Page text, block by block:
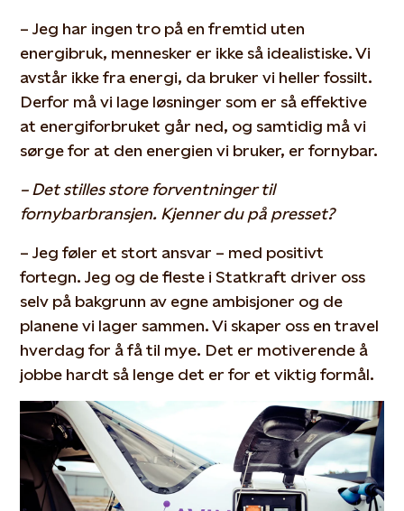
– Jeg har ingen tro på en fremtid uten
energibruk, mennesker er ikke så idealistiske. Vi
avstår ikke fra energi, da bruker vi heller fossilt.
Derfor må vi lage løsninger som er så effektive
at energiforbruket går ned, og samtidig må vi
sørge for at den energien vi bruker, er fornybar.
– Det stilles store forventninger til
fornybarbransjen. Kjenner du på presset?
– Jeg føler et stort ansvar – med positivt
fortegn. Jeg og de fleste i Statkraft driver oss
selv på bakgrunn av egne ambisjoner og de
planene vi lager sammen. Vi skaper oss en travel
hverdag for å få til mye. Det er motiverende å
jobbe hardt så lenge det er for et viktig formål.